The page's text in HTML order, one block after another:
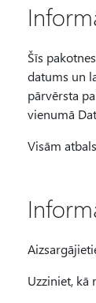
Šīs
datums un
pārvērsta
vienumā
Visām
Uzziniet, kā